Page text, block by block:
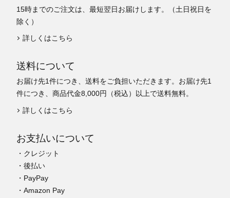
15時までのご注文は、最短翌日お届けします。（土日祝日を
除く）
詳しくはこちら
送料について
お届け先1件につき、送料をご負担いただきます。お届け先1
件につき、商品代金8,000円（税込）以上で送料無料。
詳しくはこちら
お支払いについて
・クレジット
・後払い
・PayPay
・Amazon Pay